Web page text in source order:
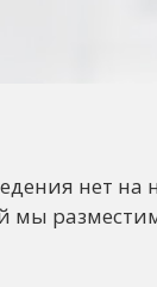
нет на
мы